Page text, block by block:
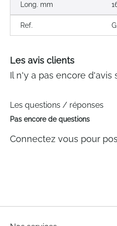
Long. mm
Ref.
Les avis clients
Il n'y a pas encore d'avis
Les questions / réponses
Pas encore de questions
Connectez vous pour